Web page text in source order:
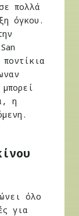
πολλά
όγκου.
η
όλο
για